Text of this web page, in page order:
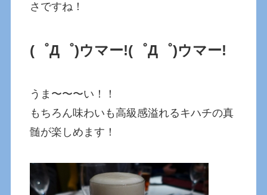
さですね！
(゜Д゜)ウマー!(゜Д゜)ウマー!
うま〜〜〜い！！
もちろん味わいも高級感溢れるキハチの真
髄が楽しめます！